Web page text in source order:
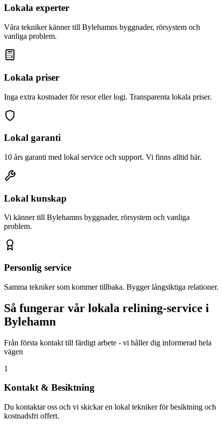
Lokala experter
Våra tekniker känner till Bylehamns byggnader, rörsystem och
vanliga problem.
Lokala priser
Inga extra kostnader för resor eller logi. Transparenta lokala priser.
Lokal garanti
10 års garanti med lokal service och support. Vi finns alltid här.
Lokal kunskap
Vi känner till Bylehamns byggnader, rörsystem och vanliga
problem.
Personlig service
Samma tekniker som kommer tillbaka. Bygger långsiktiga relationer.
Så fungerar vår lokala relining-service i
Bylehamn
Från första kontakt till färdigt arbete - vi håller dig informerad hela
vägen
1
Kontakt & Besiktning
Du kontaktar oss och vi skickar en lokal tekniker för besiktning och
kostnadsfri offert.